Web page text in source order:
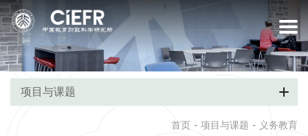
项目与课题
首页 - 项目与课题 - 义务教育